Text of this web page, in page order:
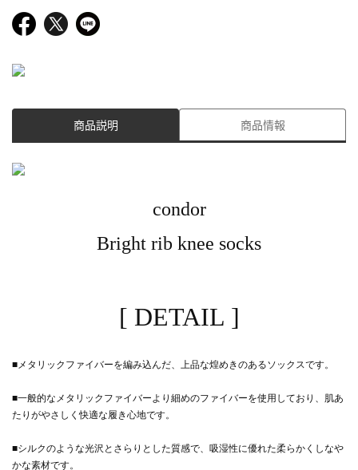
商品説明 商品情報
condor
Bright rib knee socks
[ DETAIL ]
■メタリックファイバーを編み込んだ、上品な煌めきのあるソックスです。
■一般的なメタリックファイバーより細めのファイバーを使用しており、肌あ
たりがやさしく快適な履き心地です。
■シルクのような光沢とさらりとした質感で、吸湿性に優れた柔らかくしなや
かな素材です。